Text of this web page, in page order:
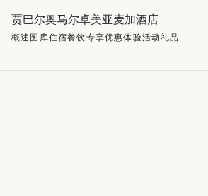
贾巴尔奥马尔卓美亚麦加酒店
概述图库住宿餐饮专享优惠体验活动礼品